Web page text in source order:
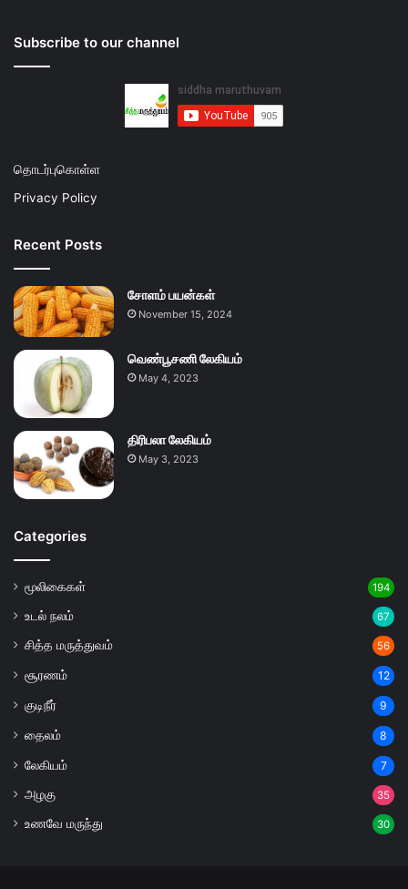
Subscribe to our channel
தொடர்புகொள்ள
Privacy Policy
Recent Posts
சோளம் பயன்கள்
November 15, 2024
வெண்பூசணி லேகியம்
May 4, 2023
திரிபலா லேகியம்
May 3, 2023
Categories
மூலிகைகள் 194
உடல் நலம் 67
சித்த மருத்துவம் 56
சூரணம் 12
குடிநீர் 9
தைலம் 8
லேகியம் 7
அழகு 35
உணவே மருந்து 30